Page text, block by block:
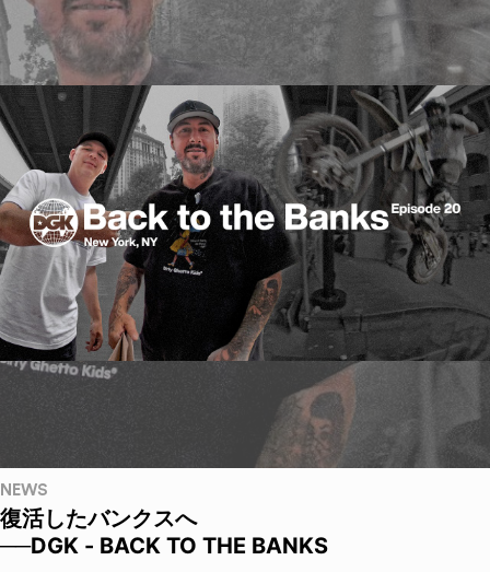
NEWS
復活したバンクスへ
──DGK - BACK TO THE BANKS